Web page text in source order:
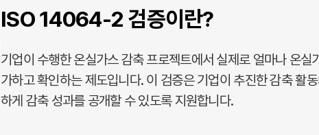
ISO 14064-2 검증이란?
기업이 수행한 온실가스 감축 프로젝트에서 실제로 얼마나 온
가하고 확인하는 제도입니다. 이 검증은 기업이 추진한 감축 활
하게 감축 성과를 공개할 수 있도록 지원합니다.